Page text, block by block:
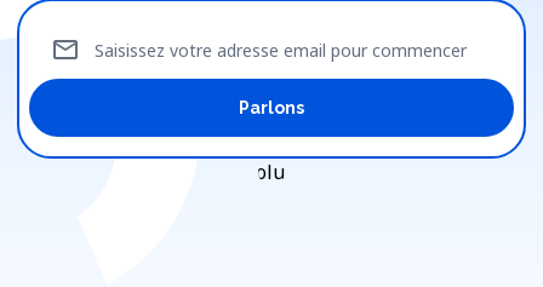
Saisissez votre adresse email pour commencer
mail
Parlons